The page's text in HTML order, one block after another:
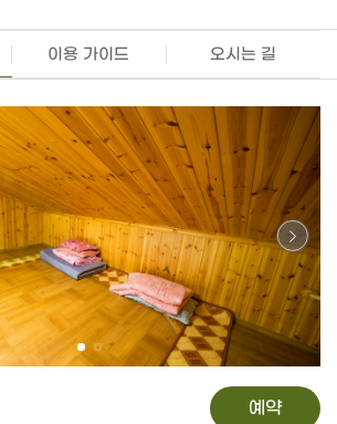
이용 가이드 오시는 길
예약